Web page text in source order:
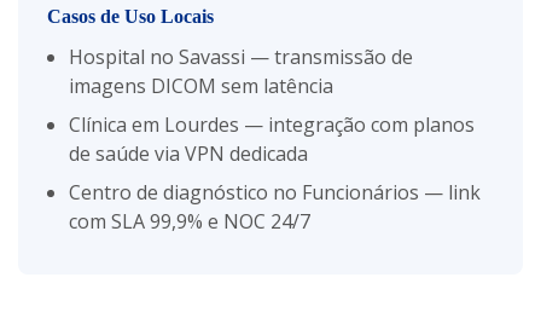
Casos de Uso Locais
Hospital no Savassi — transmissão de
imagens DICOM sem latência
Clínica em Lourdes — integração com planos
de saúde via VPN dedicada
Centro de diagnóstico no Funcionários — link
com SLA 99,9% e NOC 24/7